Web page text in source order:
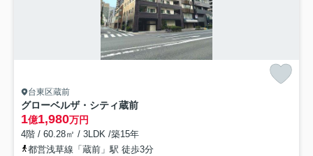
台東区蔵前
グローベルザ・シティ蔵前
1億1,980万円
4階 / 60.28㎡ / 3LDK /築15年
都営浅草線「蔵前」駅 徒歩3分